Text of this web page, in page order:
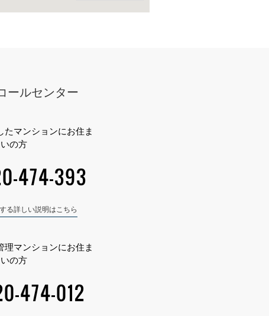
ールセンター
たマンションにお住ま
いの方
474-393
る詳しい説明はこちら
理マンションにお住ま
いの方
474-012